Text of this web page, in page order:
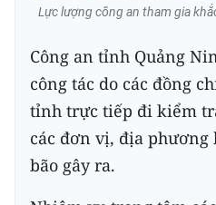
Lực lượng công an tham gia
Công an tỉnh Quảng
công tác do các đồng
tỉnh trực tiếp đi kiểm
các đơn vị, địa
bão gây ra.